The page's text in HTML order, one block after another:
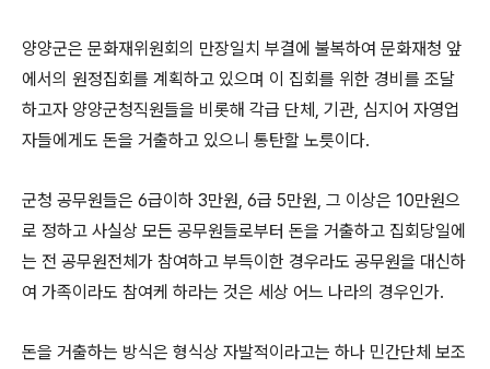
양양군은 문화재위원회의 만장일치 부결에 불복하여 문화재청 앞
에서의 원정집회를 계획하고 있으며 이 집회를 위한 경비를 조달
하고자 양양군청직원들을 비롯해 각급 단체, 기관, 심지어 자영업
자들에게도 돈을 거출하고 있으니 통탄할 노릇이다.
군청 공무원들은 6급이하 3만원, 6급 5만원, 그 이상은 10만원으
로 정하고 사실상 모든 공무원들로부터 돈을 거출하고 집회당일에
는 전 공무원전체가 참여하고 부득이한 경우라도 공무원을 대신하
여 가족이라도 참여케 하라는 것은 세상 어느 나라의 경우인가.
돈을 거출하는 방식은 형식상 자발적이라고는 하나 민간단체 보조